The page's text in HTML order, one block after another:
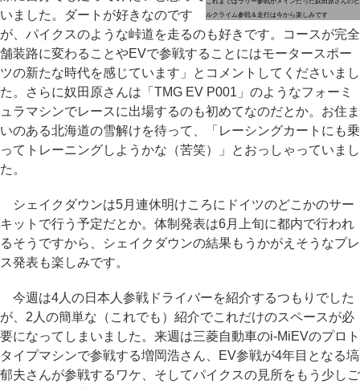
ルクライム参戦＆走行は今から楽しみです
いました。ダートが好きなのです
が、パイクスのような峠道を走るのも好きです。コースが完全
舗装路に変わることやEVで参戦することにはモータースポー
ツの新たな時代を感じています」とコメントしてくださいまし
た。さらに奴田原さんは「TMG EV P001」のようなフォーミ
ュラマシンでレースに出場するのも初めてなのだとか。お住ま
いのある北海道の雪解けを待って、「レーシングカートにも乗
ってトレーニングしようかな（苦笑）」とおっしゃっていまし
た。
シェイクダウンは5月連休明けころにドイツのどこかのサー
キットで行う予定だとか。体制発表は6月上旬に都内で行われ
るそうですから、シェイクダウンの結果もうかがえそうなプレ
ス発表も楽しみです。
今週は4人の日本人参戦ドライバーを紹介するつもりでした
が、2人の簡単な（これでも）紹介でこれだけのスペースが必
要になってしまいました。来週は三菱自動車のi-MiEVのプロト
タイプマシンで参戦する増岡浩さん、EV参戦が4年目となる塙
郁夫さんが参戦するワケ、そしてパイクスの見所をもう少しご